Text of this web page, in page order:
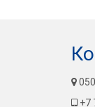
+7